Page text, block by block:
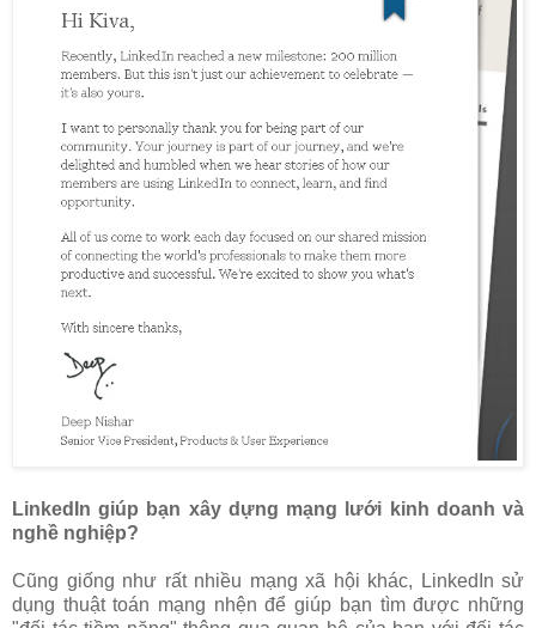
LinkedIn giúp bạn xây dựng mạng lưới kinh doanh và
nghề nghiệp?
Cũng giống như rất nhiều mạng xã hội khác, LinkedIn sử
dụng thuật toán mạng nhện để giúp bạn tìm được những